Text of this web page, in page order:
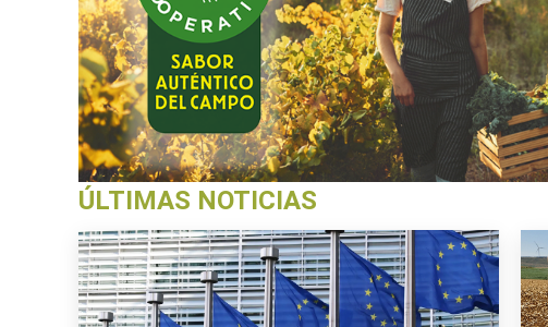
ÚLTIMAS NOTICIAS